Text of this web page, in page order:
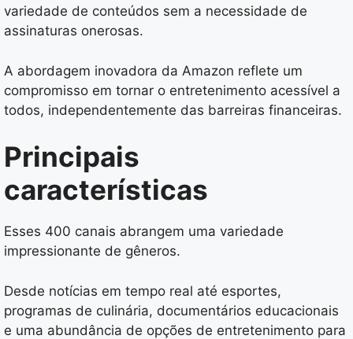
variedade de conteúdos sem a necessidade de
assinaturas onerosas.
A abordagem inovadora da Amazon reflete um
compromisso em tornar o entretenimento acessível a
todos, independentemente das barreiras financeiras.
Principais
características
Esses 400 canais abrangem uma variedade
impressionante de gêneros.
Desde notícias em tempo real até esportes,
programas de culinária, documentários educacionais
e uma abundância de opções de entretenimento para